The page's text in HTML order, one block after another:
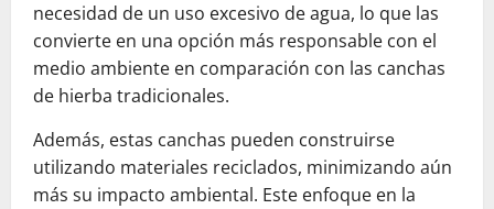
necesidad de un uso excesivo de agua, lo que las
convierte en una opción más responsable con el
medio ambiente en comparación con las canchas
de hierba tradicionales.
Además, estas canchas pueden construirse
utilizando materiales reciclados, minimizando aún
más su impacto ambiental. Este enfoque en la